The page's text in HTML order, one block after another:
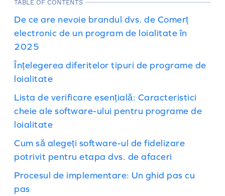
TABLE OF CONTENTS
De ce are nevoie brandul dvs. de Comerț
electronic de un program de loialitate în
2025
Înțelegerea diferitelor tipuri de programe de
loialitate
Lista de verificare esențială: Caracteristici
cheie ale software-ului pentru programe de
loialitate
Cum să alegeți software-ul de fidelizare
potrivit pentru etapa dvs. de afaceri
Procesul de implementare: Un ghid pas cu
pas